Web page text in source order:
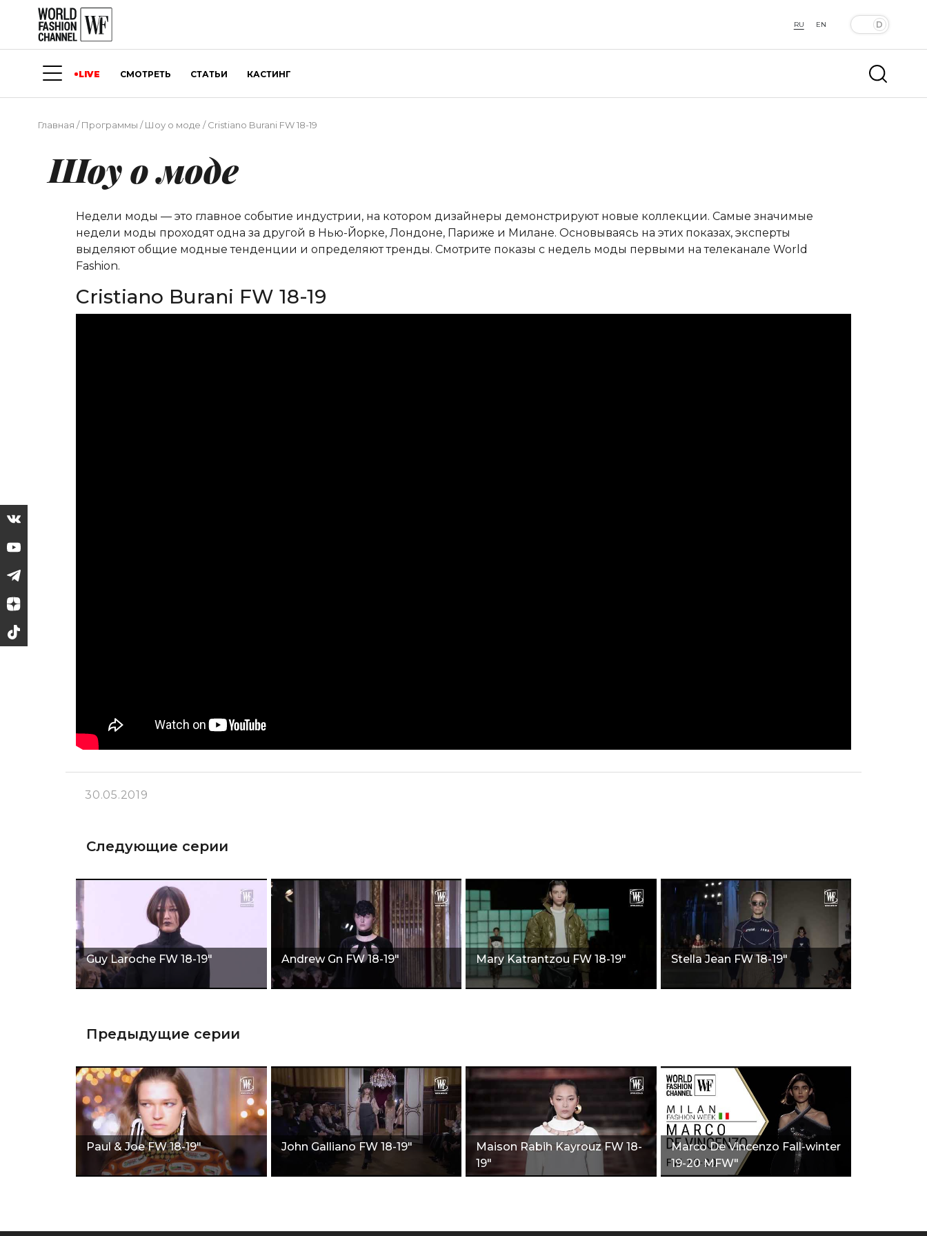
RU EN
LIVE СМОТРЕТЬ СТАТЬИ КАСТИНГ
Главная /Программы /Шоу о моде /Cristiano Burani FW 18-19
Шоу о моде
Недели моды — это главное событие индустрии, на котором дизайнеры демонстрируют новые коллекции. Самые значимые
недели моды проходят одна за другой в Нью-Йорке, Лондоне, Париже и Милане. Основываясь на этих показах, эксперты
выделяют общие модные тенденции и определяют тренды. Смотрите показы с недель моды первыми на телеканале World
Fashion.
Cristiano Burani FW 18-19
30.05.2019
Следующие серии
Guy Laroche FW 18-19" Andrew Gn FW 18-19" Mary Katrantzou FW 18-19" Stella Jean FW 18-19"
Предыдущие серии
Paul & Joe FW 18-19" John Galliano FW 18-19"
Maison Rabih Kayrouz FW 18-
19"
Marco De Vincenzo Fall-winter
19-20 MFW"